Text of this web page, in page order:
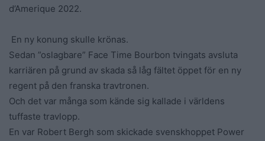
d’Amerique 2022.
En ny konung skulle krönas.
Sedan ”oslagbare” Face Time Bourbon tvingats avsluta
karriären på grund av skada så låg fältet öppet för en ny
regent på den franska travtronen.
Och det var många som kände sig kallade i världens
tuffaste travlopp.
En var Robert Bergh som skickade svenskhoppet Power